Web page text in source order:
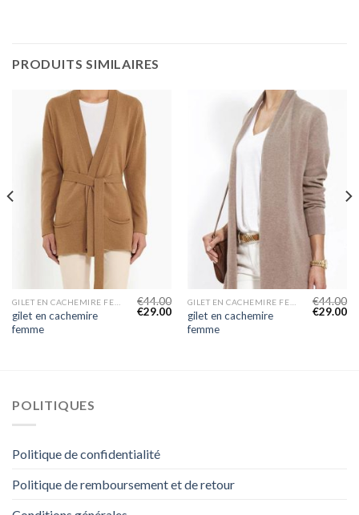
PRODUITS SIMILAIRES
GILET EN CACHEMIRE FEMME
gilet en cachemire
femme
€44.00
€29.00
GILET EN CACHEMIRE FEMME
gilet en cachemire
femme
€44.00
€29.00
POLITIQUES
Politique de confidentialité
Politique de remboursement et de retour